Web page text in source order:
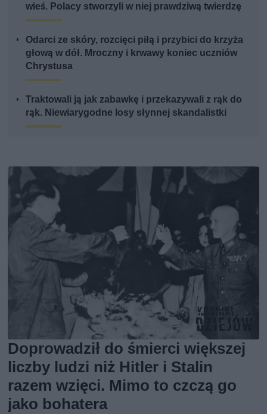
wieś. Polacy stworzyli w niej prawdziwą twierdzę
Odarci ze skóry, rozcięci piłą i przybici do krzyża
głową w dół. Mroczny i krwawy koniec uczniów
Chrystusa
Traktowali ją jak zabawkę i przekazywali z rąk do
rąk. Niewiarygodne losy słynnej skandalistki
Doprowadził do śmierci większej
liczby ludzi niż Hitler i Stalin
razem wzięci. Mimo to czczą go
jako bohatera